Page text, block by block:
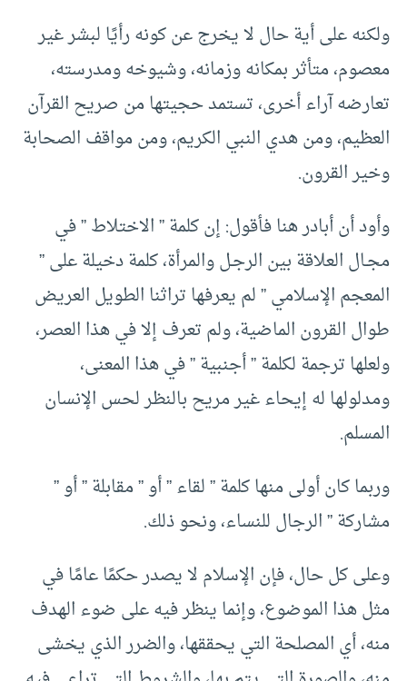
ولكنه على أية حال لا يخرج عن كونه رأيًا لبشر غير
معصوم، متأثر بمكانه وزمانه، وشيوخه ومدرسته،
تعارضه آراء أخرى، تستمد حجيتها من صريح القرآن
العظيم، ومن هدي النبي الكريم، ومن مواقف الصحابة
وخير القرون.
وأود أن أبادر هنا فأقول: إن كلمة ” الاختلاط ” في
مجـال العلاقة بين الرجـل والمرأة، كلمة دخيلة على ”
المعجم الإسلامي ” لم يعرفها تراثنا الطويل العريض
طوال القرون الماضية، ولم تعرف إلا في هذا العصر،
ولعلها ترجمة لكلمة ” أجنبية ” في هذا المعنى،
ومدلولها له إيحاء غير مريح بالنظر لحس الإنسان
المسلم.
وربما كان أولى منها كلمة ” لقاء ” أو ” مقابلة ” أو ”
مشاركة ” الرجال للنساء، ونحو ذلك.
وعلى كل حال، فإن الإسلام لا يصدر حكمًا عامًا في
مثل هذا الموضوع، وإنما ينظر فيه على ضوء الهدف
منه، أي المصلحة التي يحققها، والضرر الذي يخشى